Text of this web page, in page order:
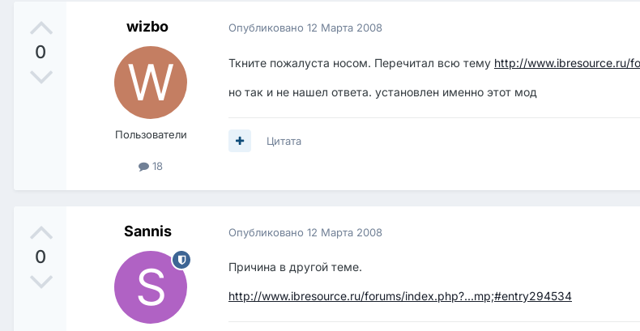
0
wizbo
Пользователи
18
Опубликовано 12 Марта 2008
Ткните пожалуста носом. Перечитал всю тему http://www.ibresource.ru/
но так и не нашел ответа. установлен именно этот мод
Цитата
0
Sannis Опубликовано 12 Марта 2008
Причина в другой теме.
http://www.ibresource.ru/forums/index.php?...mp;#entry294534